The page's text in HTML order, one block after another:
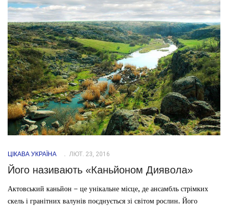
ЦІКАВА УКРАЇНА ЛЮТ. 23, 2016
Його називають «Каньйоном Диявола»
Актовський каньйон – це унікальне місце, де ансамбль стрімких
скель і гранітних валунів поєднується зі світом рослин. Його